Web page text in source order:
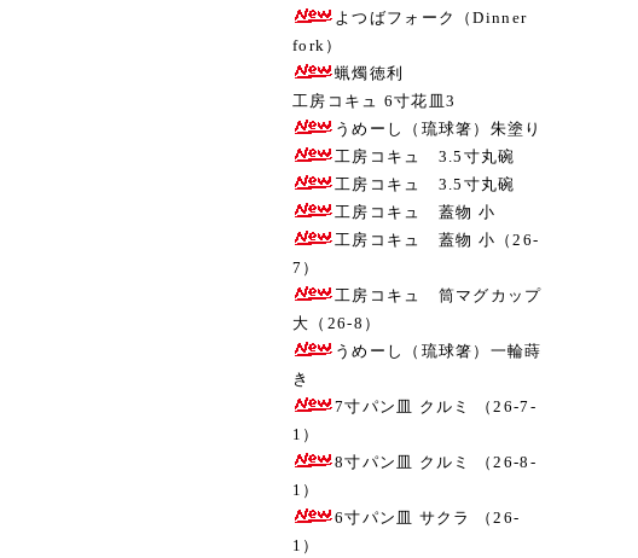
よつばフォーク（Dinner
fork）
蝋燭徳利
工房コキュ 6寸花皿3
うめーし（琉球箸）朱塗り
工房コキュ 3.5寸丸碗
工房コキュ 3.5寸丸碗
工房コキュ 蓋物 小
工房コキュ 蓋物 小（26-
7）
工房コキュ 筒マグカップ
大（26-8）
うめーし（琉球箸）一輪蒔
き
7寸パン皿 クルミ （26-7-
1）
8寸パン皿 クルミ （26-8-
1）
6寸パン皿 サクラ （26-
1）